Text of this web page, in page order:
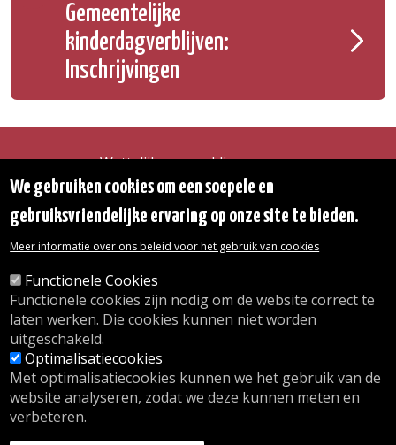
Gemeentelijke
kinderdagverblijven:
Inschrijvingen
Wettelijke vermeldingen
Toegankelijkheidsverklaring
Toegang tot het Gemeentehuis
De gemeente diensten
Contact
© 2026 Gemeente Oudergem
Emile Idiersstraat 12 - 1160 Oudergem
Tel. :02/676.48.11.
We gebruiken cookies om een soepele en
gebruiksvriendelijke ervaring op onze site te bieden.
Meer informatie over ons beleid voor het gebruik van cookies
Functionele Cookies
Functionele cookies zijn nodig om de website correct te
laten werken. Die cookies kunnen niet worden
uitgeschakeld.
Optimalisatiecookies
Met optimalisatiecookies kunnen we het gebruik van de
website analyseren, zodat we deze kunnen meten en
verbeteren.